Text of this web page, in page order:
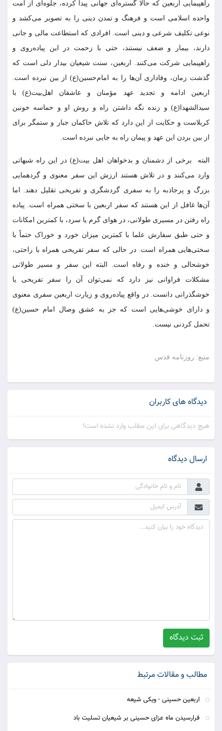
راهپیمایی اربعین که حالا گستره‌ای جهانی پیدا کرده، جلوه‌ای از امت
واحده اسلامی است و فرهنگ و تمدن دینی را به تصویر می‌کشد و
نوعی تکلیف شرعی و دینی است. افرادی که استطاعت مالی و جانی
دارند، بیمار و ضعف نیستند، حتی با زحمت در این پیاده‌روی و
راهپیمایی شرکت می‌کنند. اربعین، سنت شیعیان بیدار دلی است که
گذشت زمان، وفاداری آن‌ها را به امام‌حسین(ع) از بین نبرده است.
اربعین ادامه و تجدید عهد مؤمنان و عاشقان اهل‌بیت(ع) با
سیدالشهدا(ع) و زنده نگه داشتن راه و روش او و حماسه خونین
کربلاست و حکایت از این دارد که تلاش حاکمان جبار و ستمگر برای
از بین بردن این عهد و پیمان راه به جایی نبرده است.
البته برخی از دشمنان و بدخواهان اهل بیت(ع) در این راه شبهاتی
وارد می‌کنند و در تلاش هستند ارزش این سفر معنوی و گردهمایی
بزرگ و پرجاذبه را به سفری گردشگری و تفریحی تقلیل دهند. اما
آن‌ها غافل از این هستند که سفر اربعین با سختی همراه است. پیاده
راه رفتن در مسیری طولانی، در هوای گرم یا سرد، با کمترین امکانات
و حتی طبق سفارش علما با کمترین میزان خورد و خوراک حتماً با
سختی‌هایی همراه است. در حالی که سفر تفریحی همراه با راحتی،
خوشحالی و خنده و رفاه است. البته این سفر و مسیر طولانی
مشکلات فراوانی نیز دارد که نمی‌توان آن را سفر تفریحی یا
خوشگذرانی دانست. در واقع پیاده‌روی و زیارت اربعین سفری معنوی
و دارای خوشی‌هایی است که جز به عشق وصال امام حسین(ع)
تحمل کردنی نیست.
منبع: روزنامه قدس
دیدگاه های کاربران
هیچ دیدگاهی برای این مطلب وارد نشده است!
ارسال دیدگاه
ثبت دیدگاه
مطالب و مقالات مرتبط
اربعین حسینی - ویکی شیعه
فرارسیدن ماه عزای حسینی بر شیعیان تسلیت باد